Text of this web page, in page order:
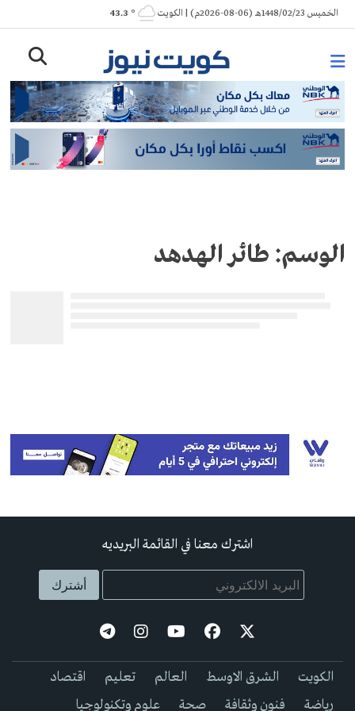
Skip
to
الخميس 1448/02/23هـ (06-08-2026م) | الكويت ° 43.3
الوسم: طائر الهدهد
اشترك معنا في القائمة البريديه
الكويت الشرق الاوسط العالم تعليم
اقتصاد
رياضة
فنون وثقافة صحة علوم وتكنولوجيا